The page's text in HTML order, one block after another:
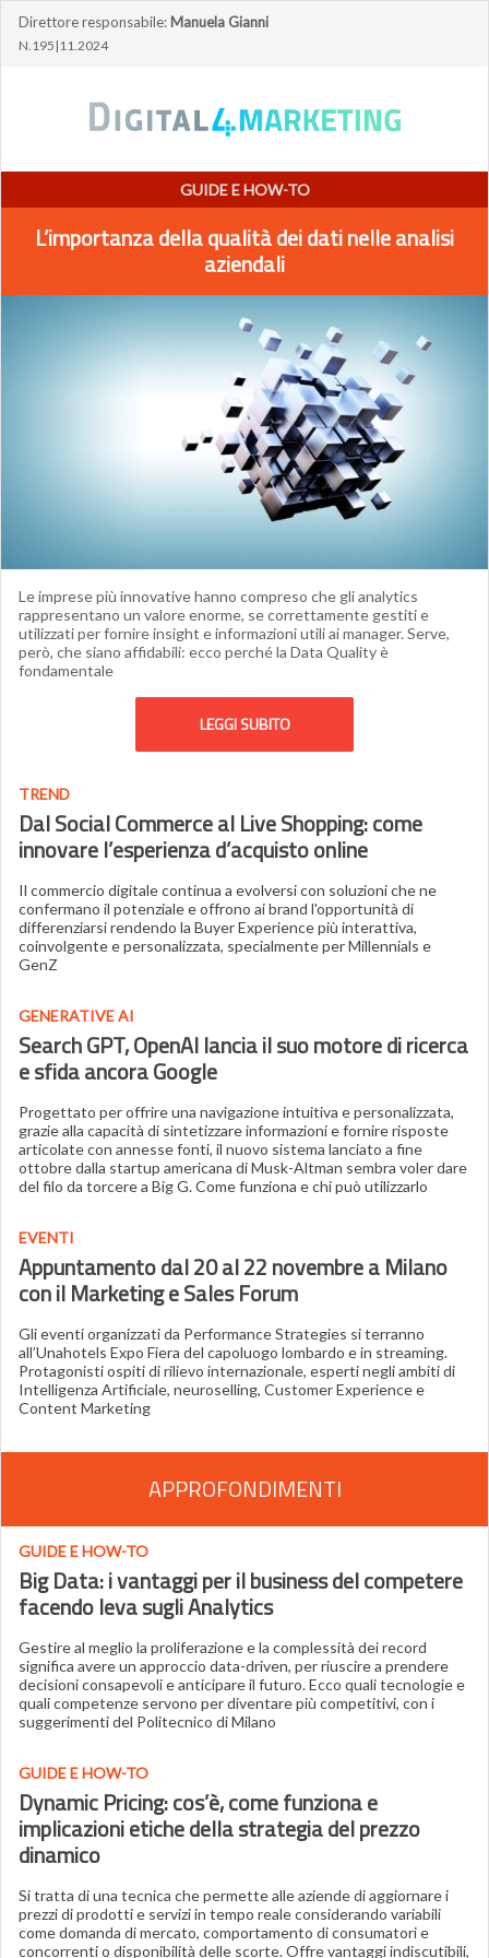
Direttore responsabile: Manuela Gianni
N.195|11.2024
GUIDE E HOW-TO
L’importanza della qualità dei dati nelle analisi
aziendali
Le imprese più innovative hanno compreso che gli analytics
rappresentano un valore enorme, se correttamente gestiti e
utilizzati per fornire insight e informazioni utili ai manager. Serve,
però, che siano affidabili: ecco perché la Data Quality è
fondamentale
LEGGI SUBITO
TREND
Dal Social Commerce al Live Shopping: come
innovare l’esperienza d’acquisto online
Il commercio digitale continua a evolversi con soluzioni che ne
confermano il potenziale e offrono ai brand l'opportunità di
differenziarsi rendendo la Buyer Experience più interattiva,
coinvolgente e personalizzata, specialmente per Millennials e
GenZ
GENERATIVE AI
Search GPT, OpenAI lancia il suo motore di ricerca
e sfida ancora Google
Progettato per offrire una navigazione intuitiva e personalizzata,
grazie alla capacità di sintetizzare informazioni e fornire risposte
articolate con annesse fonti, il nuovo sistema lanciato a fine
ottobre dalla startup americana di Musk-Altman sembra voler dare
del filo da torcere a Big G. Come funziona e chi può utilizzarlo
EVENTI
Appuntamento dal 20 al 22 novembre a Milano
con il Marketing e Sales Forum
Gli eventi organizzati da Performance Strategies si terranno
all’Unahotels Expo Fiera del capoluogo lombardo e in streaming.
Protagonisti ospiti di rilievo internazionale, esperti negli ambiti di
Intelligenza Artificiale, neuroselling, Customer Experience e
Content Marketing
APPROFONDIMENTI
GUIDE E HOW-TO
Big Data: i vantaggi per il business del competere
facendo leva sugli Analytics
Gestire al meglio la proliferazione e la complessità dei record
significa avere un approccio data-driven, per riuscire a prendere
decisioni consapevoli e anticipare il futuro. Ecco quali tecnologie e
quali competenze servono per diventare più competitivi, con i
suggerimenti del Politecnico di Milano
GUIDE E HOW-TO
Dynamic Pricing: cos’è, come funziona e
implicazioni etiche della strategia del prezzo
dinamico
Si tratta di una tecnica che permette alle aziende di aggiornare i
prezzi di prodotti e servizi in tempo reale considerando variabili
come domanda di mercato, comportamento di consumatori e
concorrenti o disponibilità delle scorte. Offre vantaggi indiscutibili,